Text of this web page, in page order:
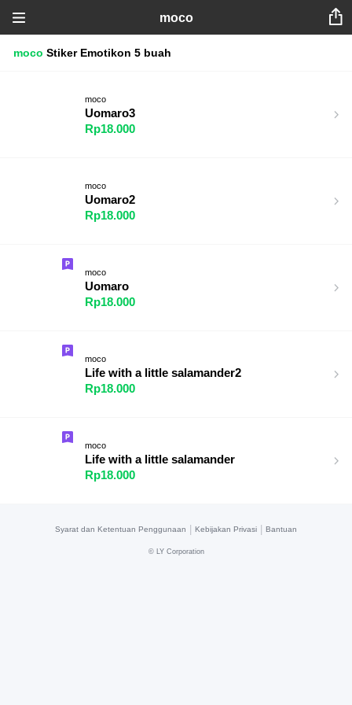
moco
moco Stiker Emotikon 5 buah
moco
Uomaro3
Rp18.000
moco
Uomaro2
Rp18.000
moco
Uomaro
Rp18.000
moco
Life with a little salamander2
Rp18.000
moco
Life with a little salamander
Rp18.000
Syarat dan Ketentuan Penggunaan Kebijakan Privasi Bantuan
© LY Corporation